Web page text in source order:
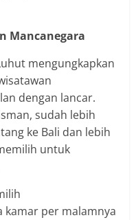
Mancanegara
mengungkapkan
dengan lancar.
sudah lebih
ke Bali dan lebih
untuk
kamar per malamnya